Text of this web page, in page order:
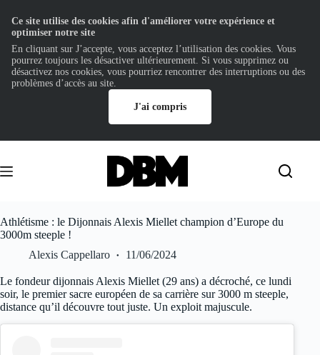
contenu
Athlétisme : le Dijonnais Alexis Miellet champion d’Europe du
3000m steeple !
Alexis Cappellaro
11/06/2024
Le fondeur dijonnais Alexis Miellet (29 ans) a décroché, ce lundi
soir, le premier sacre européen de sa carrière sur 3000 m steeple,
distance qu’il découvre tout juste. Un exploit majuscule.
Ce site utilise des cookies afin d'améliorer votre expérience et
optimiser notre site
En cliquant sur J’accepte, vous acceptez l’utilisation des cookies. Vous
pourrez toujours les désactiver ultérieurement. Si vous supprimez ou
désactivez nos cookies, vous pourriez rencontrer des interruptions ou des
problèmes d’accès au site.
J'ai compris